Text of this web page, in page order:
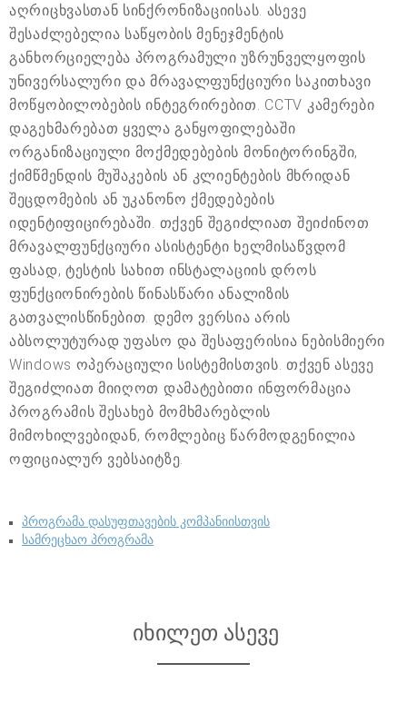
აღრიცხვასთან სინქრონიზაციისას. ასევე
შესაძლებელია საწყობის მენეჯმენტის
განხორციელება პროგრამული უზრუნველყოფის
უნივერსალური და მრავალფუნქციური საკითხავი
მოწყობილობების ინტეგრირებით. CCTV კამერები
დაგეხმარებათ ყველა განყოფილებაში
ორგანიზაციული მოქმედებების მონიტორინგში,
ქიმწმენდის მუშაკების ან კლიენტების მხრიდან
შეცდომების ან უკანონო ქმედებების
იდენტიფიცირებაში. თქვენ შეგიძლიათ შეიძინოთ
მრავალფუნქციური ასისტენტი ხელმისაწვდომ
ფასად, ტესტის სახით ინსტალაციის დროს
ფუნქციონირების წინასწარი ანალიზის
გათვალისწინებით. დემო ვერსია არის
აბსოლუტურად უფასო და შესაფერისია ნებისმიერი
Windows ოპერაციული სისტემისთვის. თქვენ ასევე
შეგიძლიათ მიიღოთ დამატებითი ინფორმაცია
პროგრამის შესახებ მომხმარებლის
მიმოხილვებიდან, რომლებიც წარმოდგენილია
ოფიციალურ ვებსაიტზე.
პროგრამა დასუფთავების კომპანიისთვის
სამრეცხაო პროგრამა
იხილეთ ასევე